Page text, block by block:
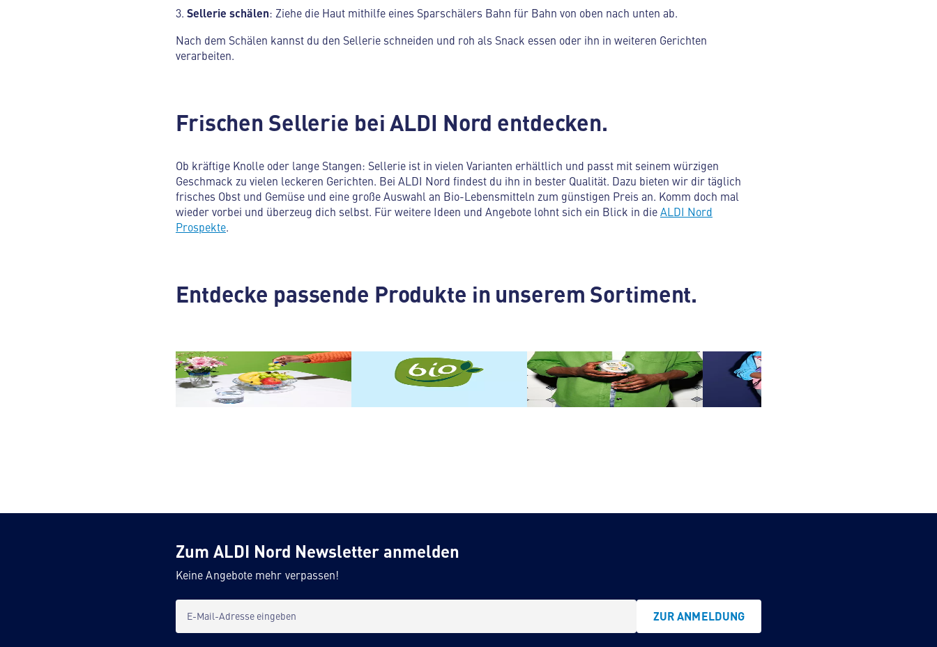
Sellerie schälen: Ziehe die Haut mithilfe eines Sparschälers Bahn für Bahn von oben nach unten ab.
Nach dem Schälen kannst du den Sellerie schneiden und roh als Snack essen oder ihn in weiteren Gerichten
verarbeiten.
Frischen Sellerie bei ALDI Nord entdecken.
Ob kräftige Knolle oder lange Stangen: Sellerie ist in vielen Varianten erhältlich und passt mit seinem würzigen
Geschmack zu vielen leckeren Gerichten. Bei ALDI Nord findest du ihn in bester Qualität. Dazu bieten wir dir täglich
frisches Obst und Gemüse und eine große Auswahl an Bio-Lebensmitteln zum günstigen Preis an. Komm doch mal
wieder vorbei und überzeug dich selbst. Für weitere Ideen und Angebote lohnt sich ein Blick in dieALDI Nord
Prospekte.
Entdecke passende Produkte in unserem Sortiment.
Zum ALDI Nord Newsletter anmelden
Keine Angebote mehr verpassen!
E-Mail-Adresse eingeben ZUR ANMELDUNG